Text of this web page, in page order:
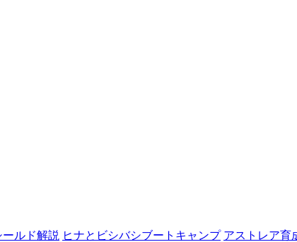
ールド解説 ヒナとビシバシブートキャンプ アストレア育